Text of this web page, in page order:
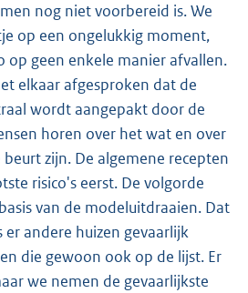
nog niet voorbereid is. We
op een ongelukkig moment,
op geen enkele manier afvallen.
elkaar afgesproken dat de
wordt aangepakt door de
horen over het wat en over
zijn. De algemene recepten
risico's eerst. De volgorde
van de modeluitdraaien. Dat
er andere huizen gevaarlijk
die gewoon ook op de lijst. Er
we nemen de gevaarlijkste